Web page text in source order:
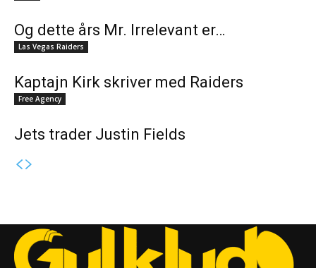
Og dette års Mr. Irrelevant er…
Las Vegas Raiders
Kaptajn Kirk skriver med Raiders
Free Agency
Jets trader Justin Fields